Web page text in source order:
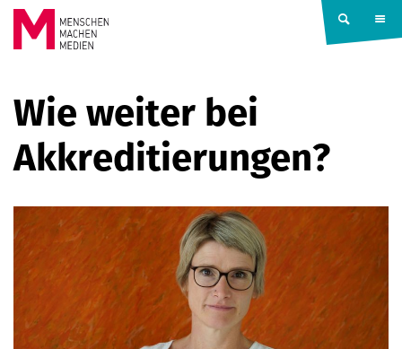
Springe zum Inhalt
MACHEN
MEDIEN
Wie weiter bei
Akkreditierungen?